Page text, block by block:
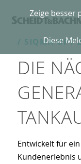
Zeige besser
Diese
/ SIQMA OPT
DIE
Entwickelt für
Kundenerlebnis